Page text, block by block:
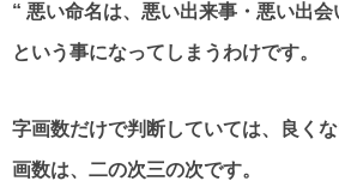
“ 悪い命名は、悪い出来事・悪い出会
という事になってしまうわけです。
字画数だけで判断していては、良くな
画数は、二の次三の次です。